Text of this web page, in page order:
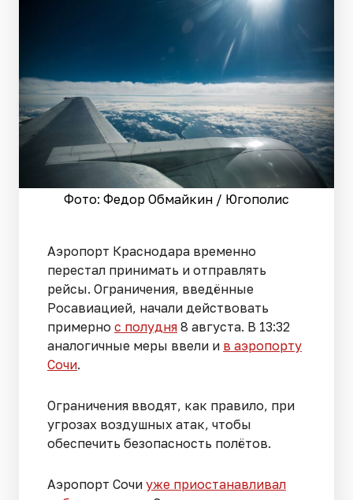
Фото: Федор Обмайкин / Югополис
Аэропорт Краснодара временно
перестал принимать и отправлять
рейсы. Ограничения, введённые
Росавиацией, начали действовать
примерно с полудня 8 августа. В 13:32
аналогичные меры ввели и в аэропорту
Сочи.
Ограничения вводят, как правило, при
угрозах воздушных атак, чтобы
обеспечить безопасность полётов.
Аэропорт Сочи уже приостанавливал